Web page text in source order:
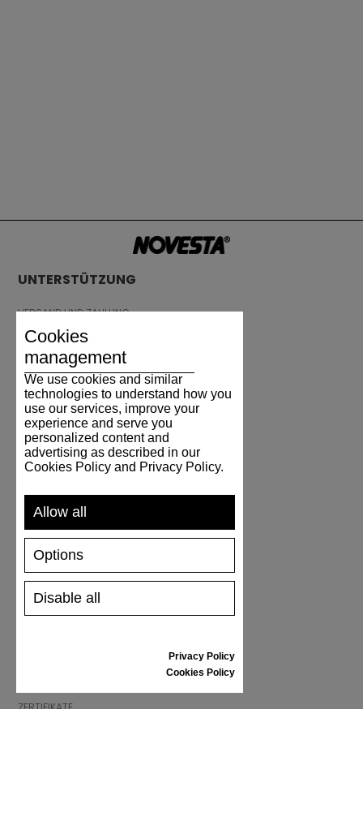
UNTERSTÜTZUNG
VERSAND UND ZAHLUNG
RÜCKSENDUNG
GRÖSSENTABELLE
SCHUHPFLEGE
GESCHENKGUTSCHEIN
REZENSIONEN
INFORMATIONEN
REKLAMATION
PRIVACY POLICY
FAQ
MARKE
ZERTIFIKATE
Cookies
management
We use cookies and similar
technologies to understand how you
use our services, improve your
experience and serve you
personalized content and
advertising as described in our
Cookies Policy and Privacy Policy.
Allow all
Disable all
Options
Privacy Policy
Cookies Policy